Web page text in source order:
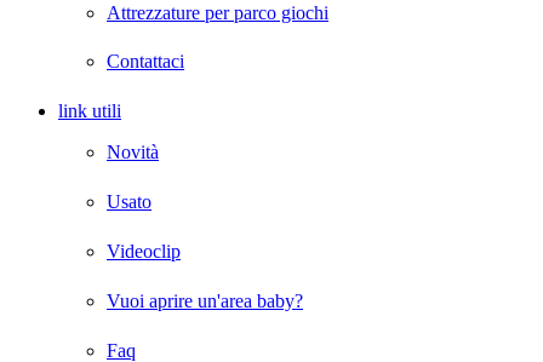
Attrezzature per parco giochi
Contattaci
link utili
Novità
Usato
Videoclip
Vuoi aprire un'area baby?
Faq